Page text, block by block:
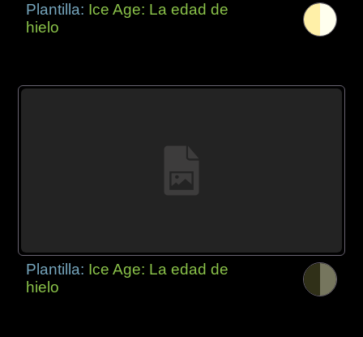
Plantilla: Ice Age: La edad de
hielo
Plantilla: Ice Age: La edad de
hielo